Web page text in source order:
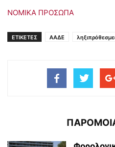
ΝΟΜΙΚΑ ΠΡΟΣΩΠΑ
ΕΤΙΚΕΤΕΣ ΑΑΔΕ